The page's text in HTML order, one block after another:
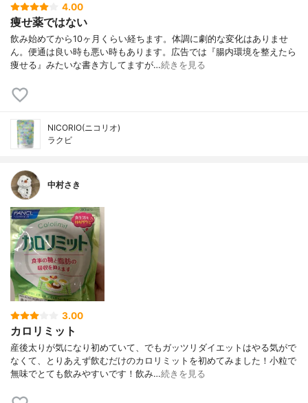
4.00
痩せ薬ではない
飲み始めてから10ヶ月くらい経ちます。体調に劇的な変化はありませ
ん。便通は良い時も悪い時もあります。広告では『腸内環境を整えたら
痩せる』みたいな書き方してますが…続きを見る
NICORIO(ニコリオ)
ラクビ
中村さき
3.00
カロリミット
産後太りが気になり初めていて、でもガッツリダイエットはやる気がで
なくて、とりあえず飲むだけのカロリミットを初めてみました！小粒で
無味でとても飲みやすいです！飲み…続きを見る